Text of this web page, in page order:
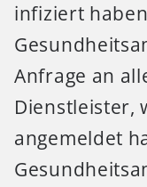
infiziert
Anfrage an
Dienstleister,
angemeldet